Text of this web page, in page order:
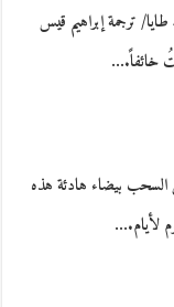
ترجمة إبراهيم قيس
خائفاً.…
بيضاء هادئة هذه
لأيام.…